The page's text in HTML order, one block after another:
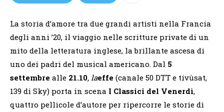
La storia d’amore tra due grandi artisti nella Francia
degli anni ’20, il viaggio nelle scritture private di un
mito della letteratura inglese, la brillante ascesa di
uno dei padri del musical americano. Dal 5
settembre alle 21.10, laeffe (canale 50 DTT e tivùsat,
139 di Sky) porta in scena I Classici del Venerdì,
quattro pellicole d’autore per ripercorre le storie di